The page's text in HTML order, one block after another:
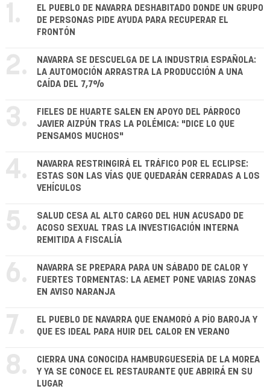
1.
EL PUEBLO DE NAVARRA DESHABITADO DONDE UN GRUPO
DE PERSONAS PIDE AYUDA PARA RECUPERAR EL
FRONTÓN
2.
NAVARRA SE DESCUELGA DE LA INDUSTRIA ESPAÑOLA:
LA AUTOMOCIÓN ARRASTRA LA PRODUCCIÓN A UNA
CAÍDA DEL 7,7%
3.
FIELES DE HUARTE SALEN EN APOYO DEL PÁRROCO
JAVIER AIZPÚN TRAS LA POLÉMICA: "DICE LO QUE
PENSAMOS MUCHOS"
4.
NAVARRA RESTRINGIRÁ EL TRÁFICO POR EL ECLIPSE:
ESTAS SON LAS VÍAS QUE QUEDARÁN CERRADAS A LOS
VEHÍCULOS
5.
SALUD CESA AL ALTO CARGO DEL HUN ACUSADO DE
ACOSO SEXUAL TRAS LA INVESTIGACIÓN INTERNA
REMITIDA A FISCALÍA
6.
NAVARRA SE PREPARA PARA UN SÁBADO DE CALOR Y
FUERTES TORMENTAS: LA AEMET PONE VARIAS ZONAS
EN AVISO NARANJA
7.
EL PUEBLO DE NAVARRA QUE ENAMORÓ A PÍO BAROJA Y
QUE ES IDEAL PARA HUIR DEL CALOR EN VERANO
8.
CIERRA UNA CONOCIDA HAMBURGUESERÍA DE LA MOREA
Y YA SE CONOCE EL RESTAURANTE QUE ABRIRÁ EN SU
LUGAR